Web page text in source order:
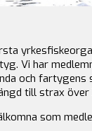
Vi har
och fartygens
till strax över
som